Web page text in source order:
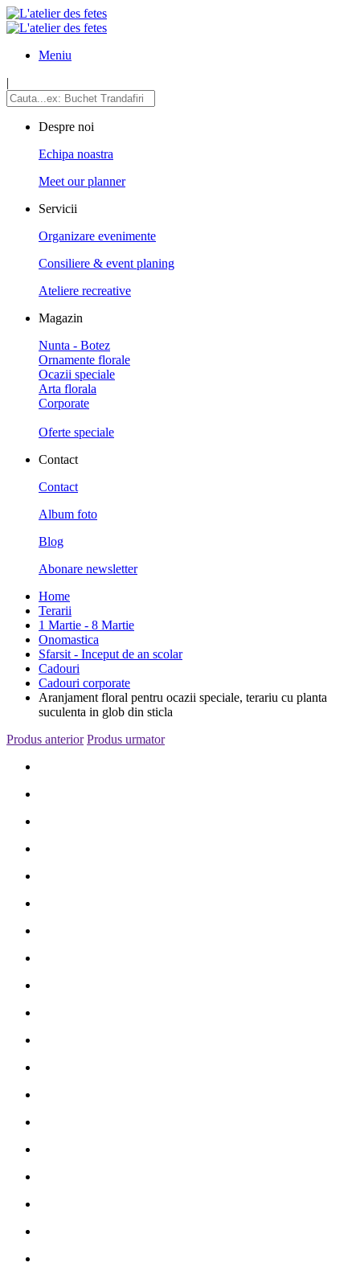
Meniu
|
Despre noi
Echipa noastra
Meet our planner
Servicii
Organizare evenimente
Consiliere & event planing
Ateliere recreative
Magazin
Nunta - Botez
Ornamente florale
Ocazii speciale
Arta florala
Corporate
Oferte speciale
Contact
Contact
Album foto
Blog
Abonare newsletter
Home
Terarii
1 Martie - 8 Martie
Onomastica
Sfarsit - Inceput de an scolar
Cadouri
Cadouri corporate
Aranjament floral pentru ocazii speciale, terariu cu planta
suculenta in glob din sticla
Produs anterior Produs urmator